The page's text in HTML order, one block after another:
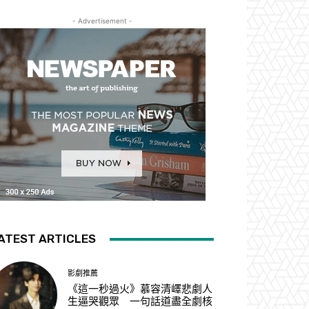
- Advertisement -
ARTICLES
影劇推薦
《這一秒過火》慕容清嶧悲劇人
生逼哭觀眾 一句話道盡全劇核